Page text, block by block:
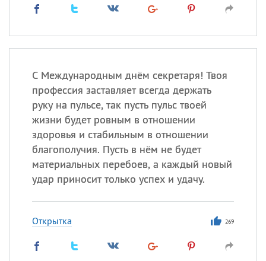
С Международным днём секретаря! Твоя
профессия заставляет всегда держать
руку на пульсе, так пусть пульс твоей
жизни будет ровным в отношении
здоровья и стабильным в отношении
благополучия. Пусть в нём не будет
материальных перебоев, а каждый новый
удар приносит только успех и удачу.
Открытка 269